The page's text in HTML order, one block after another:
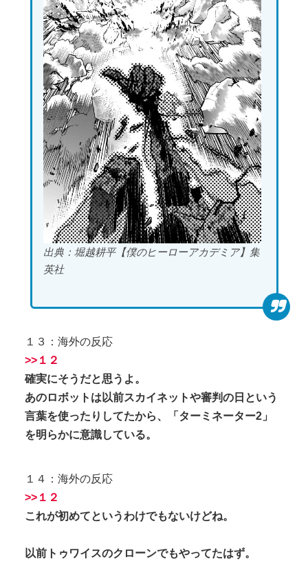
出典：堀越耕平【僕のヒーローアカデミア】集
英社
１３：海外の反応
>>１２
確実にそうだと思うよ。
あのロボットは以前スカイネットや審判の日という
言葉を使ったりしてたから、「ターミネーター2」
を明らかに意識している。
１４：海外の反応
>>１２
これが初めてというわけでもないけどね。
以前トゥワイスのクローンでもやってたはず。